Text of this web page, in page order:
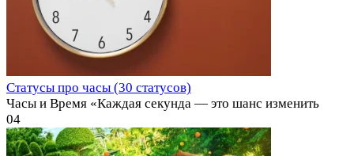
Статусы про часы (30 статусов)
Часы и Время «Каждая секунда — это шанс изменить
04